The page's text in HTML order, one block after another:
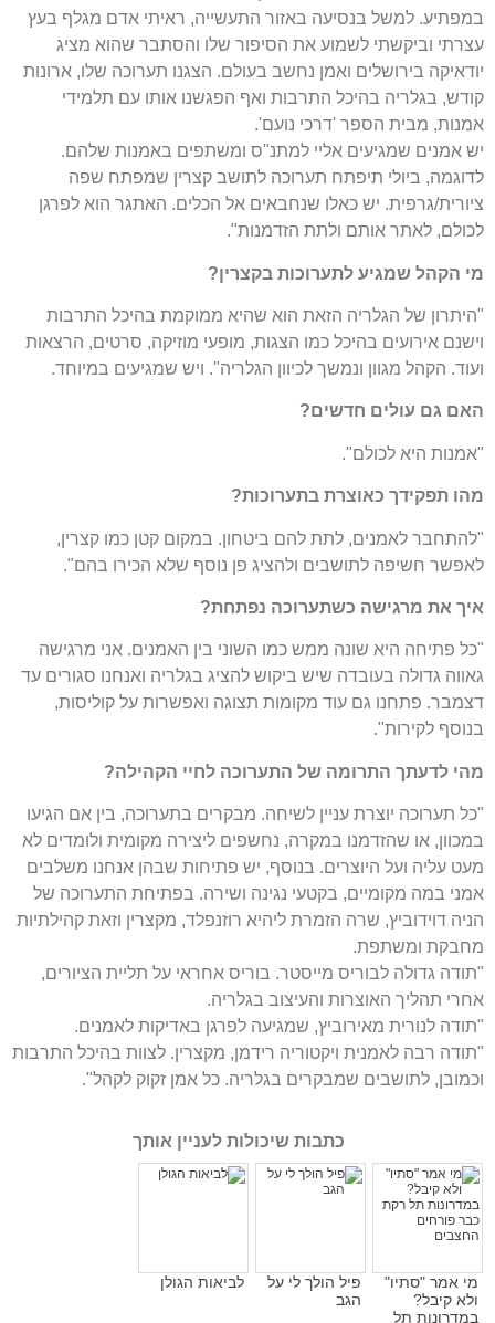
במפתיע. למשל בנסיעה באזור התעשייה, ראיתי אדם מגלף בעץ
עצרתי וביקשתי לשמוע את הסיפור שלו והסתבר שהוא מציג
יודאיקה בירושלים ואמן נחשב בעולם. הצגנו תערוכה שלו, ארונות
קודש, בגלריה בהיכל התרבות ואף הפגשנו אותו עם תלמידי
אמנות, מבית הספר 'דרכי נועם'.
יש אמנים שמגיעים אליי למתנ"ס ומשתפים באמנות שלהם.
לדוגמה, ביולי תיפתח תערוכה לתושב קצרין שמפתח שפה
ציורית/גרפית. יש כאלו שנחבאים אל הכלים. האתגר הוא לפרגן
לכולם, לאתר אותם ולתת הזדמנות".
מי הקהל שמגיע לתערוכות בקצרין?
"היתרון של הגלריה הזאת הוא שהיא ממוקמת בהיכל התרבות
וישנם אירועים בהיכל כמו הצגות, מופעי מוזיקה, סרטים, הרצאות
ועוד. הקהל מגוון ונמשך לכיוון הגלריה". ויש שמגיעים במיוחד.
האם גם עולים חדשים?
"אמנות היא לכולם".
מהו תפקידך כאוצרת בתערוכות?
"להתחבר לאמנים, לתת להם ביטחון. במקום קטן כמו קצרין,
לאפשר חשיפה לתושבים ולהציג פן נוסף שלא הכירו בהם".
איך את מרגישה כשתערוכה נפתחת?
"כל פתיחה היא שונה ממש כמו השוני בין האמנים. אני מרגישה
גאווה גדולה בעובדה שיש ביקוש להציג בגלריה ואנחנו סגורים עד
דצמבר. פתחנו גם עוד מקומות תצוגה ואפשרות על קוליסות,
בנוסף לקירות".
מהי לדעתך התרומה של התערוכה לחיי הקהילה?
"כל תערוכה יוצרת עניין לשיחה. מבקרים בתערוכה, בין אם הגיעו
במכוון, או שהזדמנו במקרה, נחשפים ליצירה מקומית ולומדים לא
מעט עליה ועל היוצרים. בנוסף, יש פתיחות שבהן אנחנו משלבים
אמני במה מקומיים, בקטעי נגינה ושירה. בפתיחת התערוכה של
הניה דוידוביץ, שרה הזמרת ליהיא רוזנפלד, מקצרין וזאת קהילתיות
מחבקת ומשתפת.
"תודה גדולה לבוריס מייסטר. בוריס אחראי על תליית הציורים,
אחרי תהליך האוצרות והעיצוב בגלריה.
"תודה לנורית מאירוביץ, שמגיעה לפרגן באדיקות לאמנים.
"תודה רבה לאמנית ויקטוריה רידמן, מקצרין. לצוות בהיכל התרבות
וכמובן, לתושבים שמבקרים בגלריה. כל אמן זקוק לקהל".
כתבות שיכולות לעניין אותך
מי אמר "סתיו"
ולא קיבל?
במדרונות תל
פיל הולך לי על
הגב
לביאות הגולן